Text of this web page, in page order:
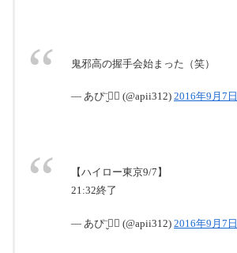
鬼邪高の握手会始まった（笑）
— あぴ¨̮♡⃛ (@apii312) 2016年9月7日
【ハイロー東京9/7】
21:32終了
— あぴ¨̮♡⃛ (@apii312) 2016年9月7日